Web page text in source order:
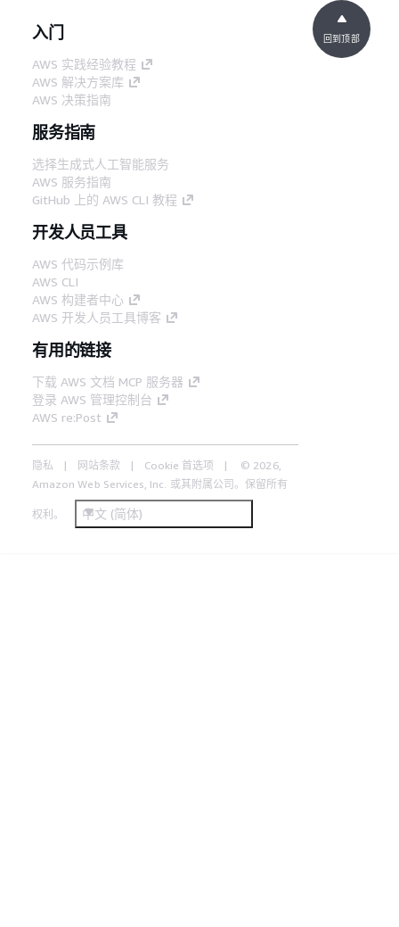
入门
AWS 实践经验教程
AWS 解决方案库
AWS 决策指南
服务指南
选择生成式人工智能服务
AWS 服务指南
GitHub 上的 AWS CLI 教程
开发人员工具
AWS 代码示例库
AWS CLI
AWS 构建者中心
AWS 开发人员工具博客
有用的链接
下载 AWS 文档 MCP 服务器
登录 AWS 管理控制台
AWS re:Post
隐私 网站条款 Cookie 首选项
© 2026,
Amazon Web Services, Inc. 或其附属公司。保留所有
权利。 中文 (简体)
回到顶部